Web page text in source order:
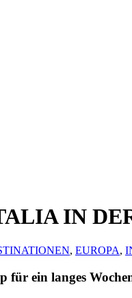
IN
, EUROPA,
für ein langes